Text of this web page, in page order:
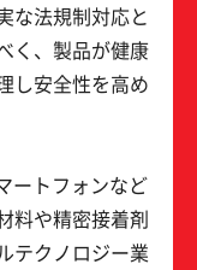
な法規制対応と
く、製品が健康
し安全性を高め
ートフォンなど
料や精密接着剤
テクノロジー業